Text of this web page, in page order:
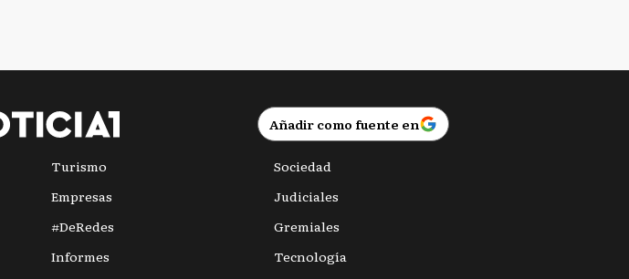
Añadir como fuente en
Turismo
Empresas
#DeRedes
Informes
Sociedad
Judiciales
Gremiales
Tecnología